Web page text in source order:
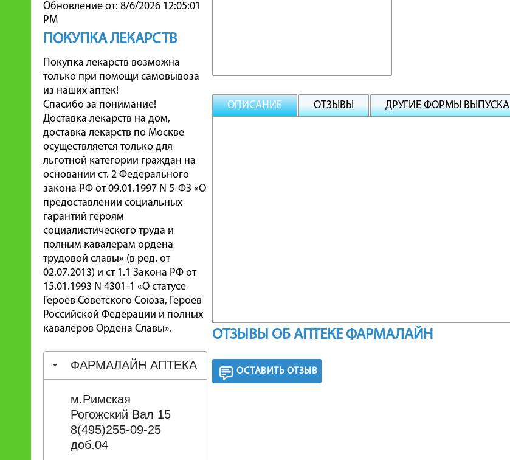
Обновление от: 8/6/2026 12:05:01
PM
ПОКУПКА ЛЕКАРСТВ
Покупка лекарств возможна
только при помощи самовывоза
из наших аптек!
Спасибо за понимание!
Доставка лекарств на дом,
доставка лекарств по Москве
осуществляется только для
льготной категории граждан на
основании ст. 2 Федерального
закона РФ от 09.01.1997 N 5-ФЗ «О
предоставлении социальных
гарантий героям
социалистического труда и
полным кавалерам ордена
трудовой славы» (в ред. от
02.07.2013) и ст 1.1 Закона РФ от
15.01.1993 N 4301-1 «О статусе
Героев Советского Союза, Героев
Российской Федерации и полных
кавалеров Ордена Славы».
ФАРМАЛАЙН АПТЕКА
м.Римская
Рогожский Вал 15
8(495)255-09-25
доб.04
ОПИСАНИЕ ОТЗЫВЫ ДРУГИЕ ФОРМЫ ВЫПУСКА
ОТЗЫВЫ ОБ АПТЕКЕ ФАРМАЛАЙН
ОСТАВИТЬ ОТЗЫВ